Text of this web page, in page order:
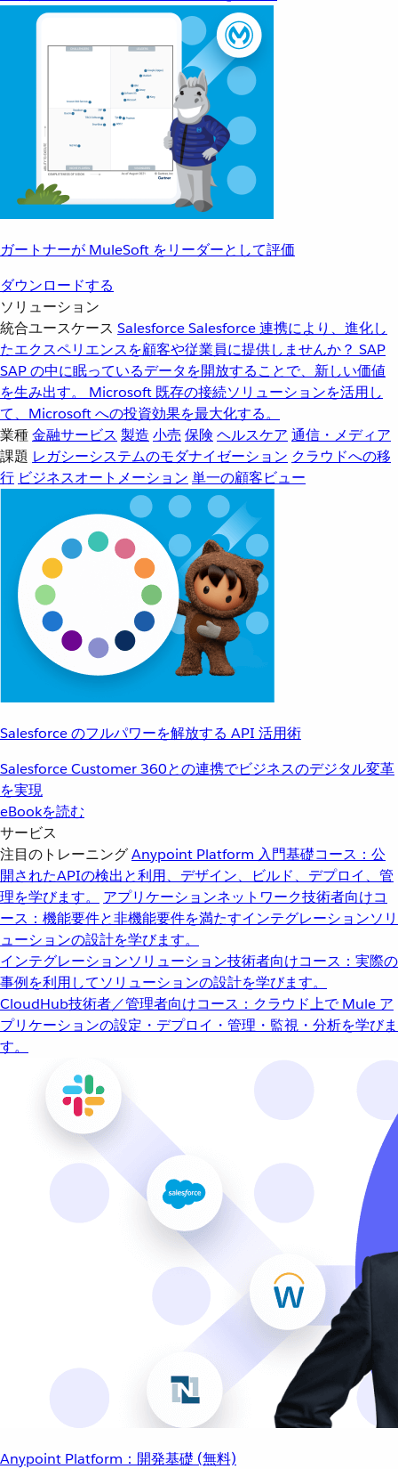
ガートナーが MuleSoft をリーダーとして評価
ダウンロードする
ソリューション
統合ユースケース SalesforceSalesforce 連携により、進化し
たエクスペリエンスを顧客や従業員に提供しませんか？ SAP
SAP の中に眠っているデータを開放することで、新しい価値
を生み出す。
Microsoft 既存の接続ソリューションを活用し
て、Microsoft への投資効果を最大化する。
業種金融サービス 製造 小売 保険 ヘルスケア 通信・メディア
課題 レガシーシステムのモダナイゼーション クラウドへの移
行 ビジネスオートメーション 単一の顧客ビュー
Salesforce のフルパワーを解放する API 活用術
Salesforce Customer 360との連携でビジネスのデジタル変革
を実現
eBookを読む
サービス
注目のトレーニングAnypoint Platform 入門基礎コース：公
開されたAPIの検出と利用、デザイン、ビルド、デプロイ、管
理を学びます。
アプリケーションネットワーク技術者向けコ
ース：機能要件と非機能要件を満たすインテグレーションソリ
ューションの設計を学びます。
インテグレーションソリューション技術者向けコース：実際の
事例を利用してソリューションの設計を学びます。
CloudHub技術者／管理者向けコース：クラウド上で Mule ア
プリケーションの設定・デプロイ・管理・監視・分析を学びま
す。
Anypoint Platform：開発基礎 (無料)